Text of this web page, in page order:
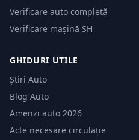
Verificare auto completă
Verificare mașină SH
GHIDURI UTILE
Știri Auto
Blog Auto
Amenzi auto 2026
Acte necesare circulație